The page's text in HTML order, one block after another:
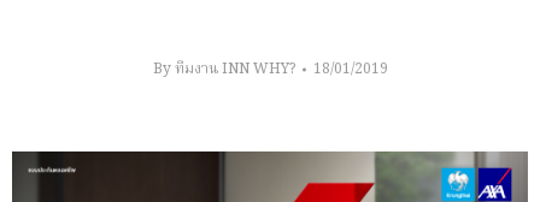
Byทีมงาน INN WHY? 18/01/2019